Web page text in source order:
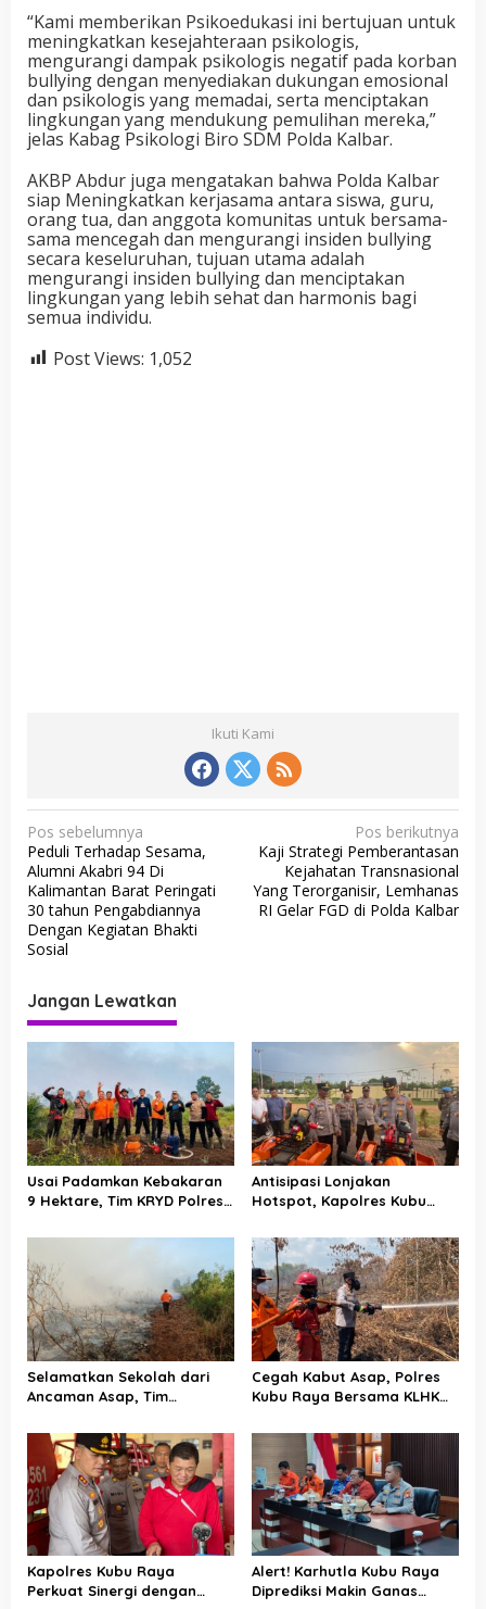
“Kami memberikan Psikoedukasi ini bertujuan untuk
meningkatkan kesejahteraan psikologis,
mengurangi dampak psikologis negatif pada korban
bullying dengan menyediakan dukungan emosional
dan psikologis yang memadai, serta menciptakan
lingkungan yang mendukung pemulihan mereka,”
jelas Kabag Psikologi Biro SDM Polda Kalbar.
AKBP Abdur juga mengatakan bahwa Polda Kalbar
siap Meningkatkan kerjasama antara siswa, guru,
orang tua, dan anggota komunitas untuk bersama-
sama mencegah dan mengurangi insiden bullying
secara keseluruhan, tujuan utama adalah
mengurangi insiden bullying dan menciptakan
lingkungan yang lebih sehat dan harmonis bagi
semua individu.
Post Views: 1,052
Ikuti Kami
N
a
v
i
g
s
i
o
s
Pos sebelumnya
Peduli Terhadap Sesama,
Alumni Akabri 94 Di
Kalimantan Barat Peringati
30 tahun Pengabdiannya
Dengan Kegiatan Bhakti
Sosial
Pos berikutnya
Kaji Strategi Pemberantasan
Kejahatan Transnasional
Yang Terorganisir, Lemhanas
RI Gelar FGD di Polda Kalbar
Jangan Lewatkan
Usai Padamkan Kebakaran
9 Hektare, Tim KRYD Polres
Bara di Bawah Gambut
Antisipasi Lonjakan
Hotspot, Kapolres Kubu
Pemadam Karhutla
Selamatkan Sekolah dari
Ancaman Asap, Tim
Karhutla di Limbung Kubu
Raya
Cegah Kabut Asap, Polres
Kubu Raya Bersama KLHK
Titik Rawan Karhutla
Kapolres Kubu Raya
Perkuat Sinergi dengan
Alert! Karhutla Kubu Raya
Diprediksi Makin Ganas